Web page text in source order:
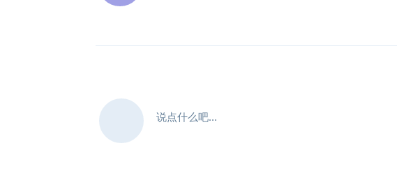
说点什么吧...